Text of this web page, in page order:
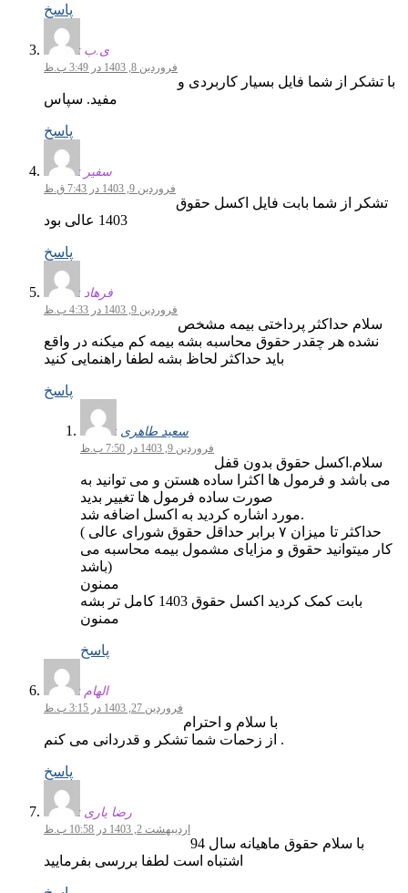
پاسخ
ی.ب
فروردین 8, 1403 در 3:49 ب.ظ
با تشکر از شما فایل بسیار کاربردی و
مفید. سپاس
پاسخ
سفیر
فروردین 9, 1403 در 7:43 ق.ظ
تشکر از شما بابت فایل اکسل حقوق
1403 عالی بود
پاسخ
فرهاد
فروردین 9, 1403 در 4:33 ب.ظ
سلام حداکثر پرداختی بیمه مشخص
نشده هر چقدر حقوق محاسبه بشه بیمه کم میکنه در واقع
باید حداکثر لحاظ بشه لطفا راهنمایی کنید
پاسخ
سعید طاهری
فروردین 9, 1403 در 7:50 ب.ظ
سلام.اکسل حقوق بدون قفل
می باشد و فرمول ها اکثرا ساده هستن و می توانید به
صورت ساده فرمول ها تغییر بدید
مورد اشاره کردید به اکسل اضافه شد.
( حداکثر تا میزان ۷ برابر حداقل حقوق شورای عالی
کار میتوانید حقوق و مزایای مشمول بیمه محاسبه می
باشد)
ممنون
بابت کمک کردید اکسل حقوق 1403 کامل تر بشه
ممنون
پاسخ
الهام
فروردین 27, 1403 در 3:15 ب.ظ
با سلام و احترام
از زحمات شما تشکر و قدردانی می کنم .
پاسخ
رضا یاری
اردیبهشت 2, 1403 در 10:58 ب.ظ
با سلام حقوق ماهیانه سال 94
اشتباه است لطفا بررسی بفرمایید